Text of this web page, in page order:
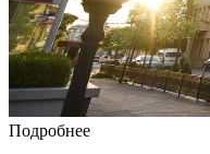
Подробнее